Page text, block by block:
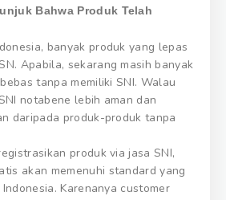
Bahwa Produk Telah
banyak produk yang lepas
Apabila, sekarang masih banyak
tanpa memiliki SNI. Walau
notabene lebih aman dan
daripada produk-produk tanpa
produk via jasa SNI,
akan memenuhi standard yang
Karenanya customer